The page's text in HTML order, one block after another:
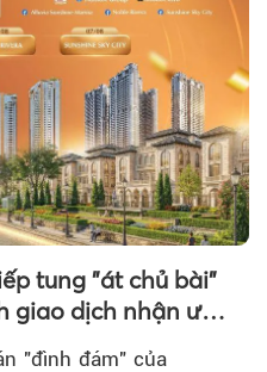
tung "át chủ bài"
giao dịch nhận ưu
"đình đám" của